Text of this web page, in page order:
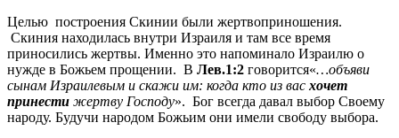
Целью построения Скинии были жертвоприношения.
Скиния находилась внутри Израиля и там все время
приносились жертвы. Именно это напоминало Израилю о
нужде в Божьем прощении. В Лев.1:2 говорится«…объяви
сынам Израилевым и скажи им: когда кто из вас хочет
принести жертву Господу». Бог всегда давал выбор Своему
народу. Будучи народом Божьим они имели свободу выбора.